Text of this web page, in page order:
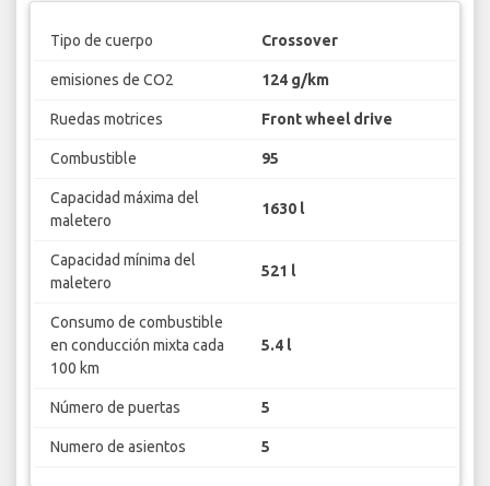
Tipo de cuerpo Crossover
emisiones de CO2 124 g/km
Ruedas motrices Front wheel drive
Combustible 95
Capacidad máxima del
maletero
1630 l
Capacidad mínima del
maletero
521 l
Consumo de combustible
en conducción mixta cada
100 km
5.4 l
Número de puertas 5
Numero de asientos 5